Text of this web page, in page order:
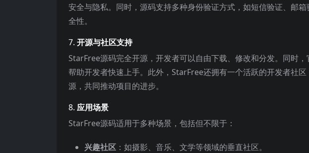
安全与隐私。同时，源码支持多种身份验证方式，如短信验证、邮
全性。
7. 开源与社区支持
StarFree源码完全开源，开发者可以自由下载、修改和分发。同时
帮助开发者快速上手。此外，StarFree还拥有一个活跃的开发者社
源，共同推动项目的进步。
8. 应用场景
StarFree源码适用于多种场景，包括但不限于：
兴趣社区 ：如摄影、音乐、文学等领域的垂直社区。